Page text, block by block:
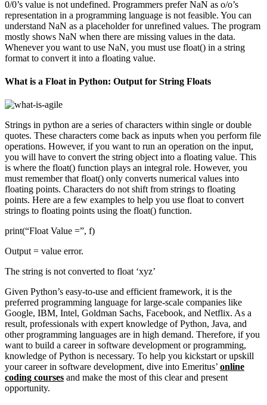
0/0’s value is not undefined. Programmers prefer NaN as o/o’s
representation in a programming language is not feasible. You can
understand NaN as a placeholder for unrefined values. The program
mostly shows NaN when there are missing values in the data.
Whenever you want to use NaN, you must use float() in a string
format to convert it into a floating value.
What is a Float in Python: Output for String Floats
Strings in python are a series of characters within single or double
quotes. These characters come back as inputs when you perform file
operations. However, if you want to run an operation on the input,
you will have to convert the string object into a floating value. This
is where the float() function plays an integral role. However, you
must remember that float() only converts numerical values into
floating points. Characters do not shift from strings to floating
points. Here are a few examples to help you use float to convert
strings to floating points using the float() function.
print(“Float Value =”, f)
Output = value error.
The string is not converted to float ‘xyz’
Given Python’s easy-to-use and efficient framework, it is the
preferred programming language for large-scale companies like
Google, IBM, Intel, Goldman Sachs, Facebook, and Netflix. As a
result, professionals with expert knowledge of Python, Java, and
other programming languages are in high demand. Therefore, if you
want to build a career in software development or programming,
knowledge of Python is necessary. To help you kickstart or upskill
your career in software development, dive into Emeritus’ online
coding courses and make the most of this clear and present
opportunity.